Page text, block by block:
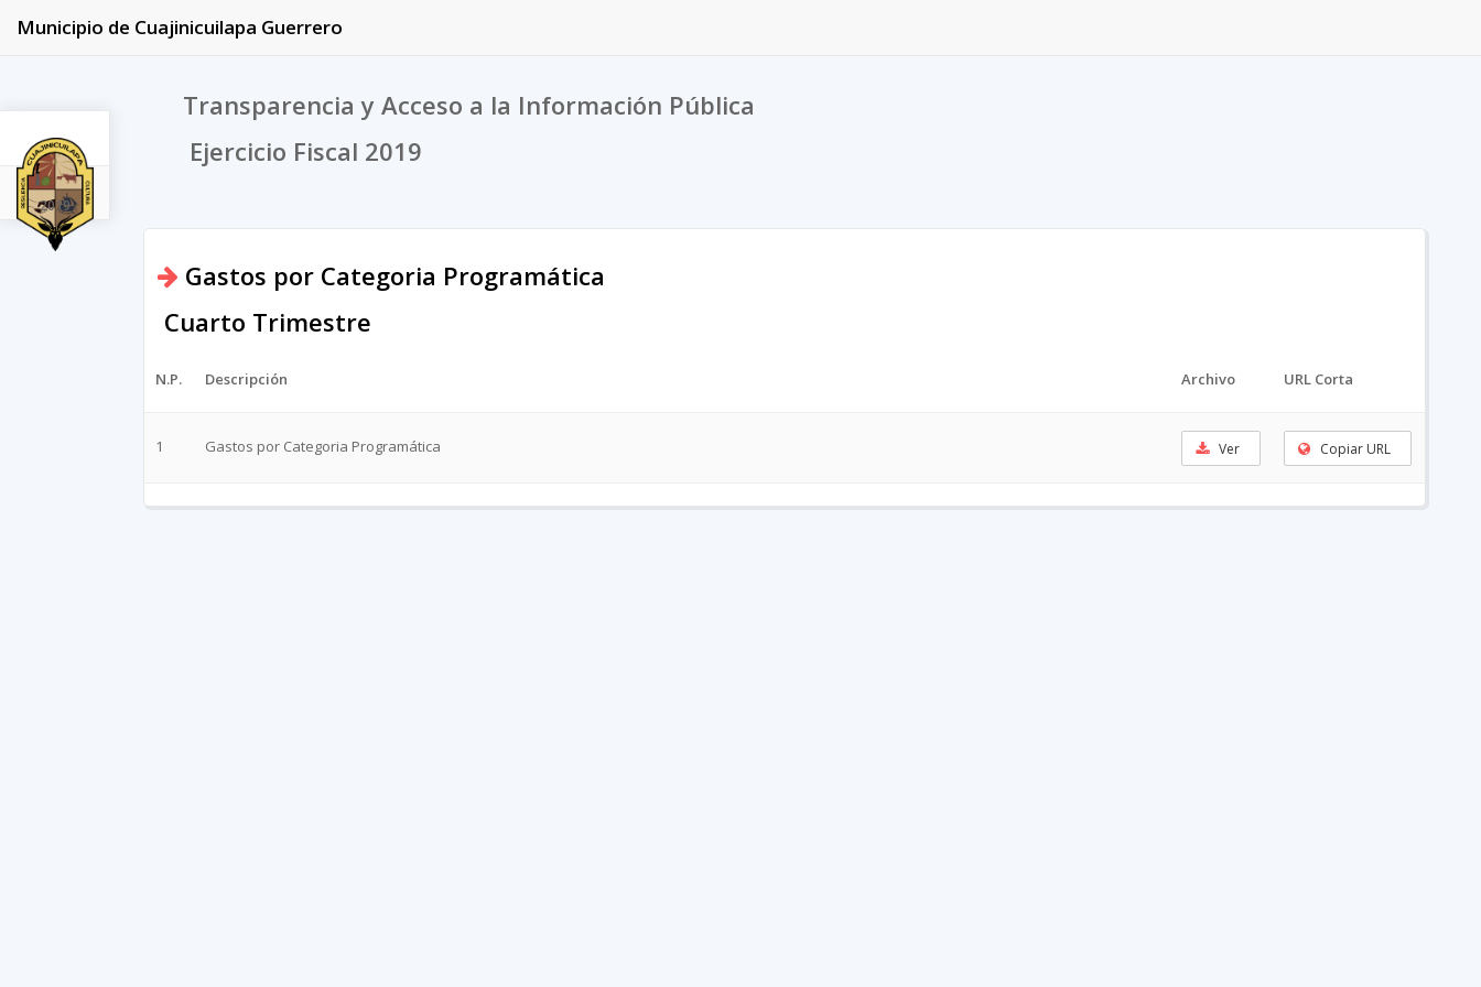
2019
Municipio de Cuajinicuilapa Guerrero
Transparencia y Acceso a la Información Pública
Ejercicio Fiscal 2019
Gastos por Categoria Programática
Cuarto Trimestre
N.P. Descripción Archivo URL Corta
1 Gastos por Categoria Programática Ver Copiar URL